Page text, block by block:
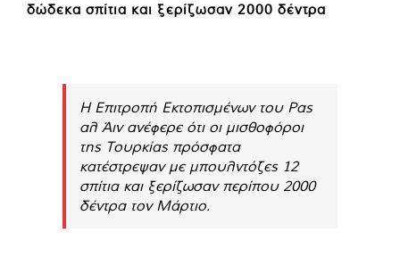
δώδεκα σπίτια και ξερίζωσαν 2000 δέντρα
Η Επιτροπή Εκτοπισμένων του Ρας
αλ Άιν ανέφερε ότι οι μισθοφόροι
της Τουρκίας πρόσφατα
κατέστρεψαν με μπουλντόζες 12
σπίτια και ξερίζωσαν περίπου 2000
δέντρα τον Μάρτιο.